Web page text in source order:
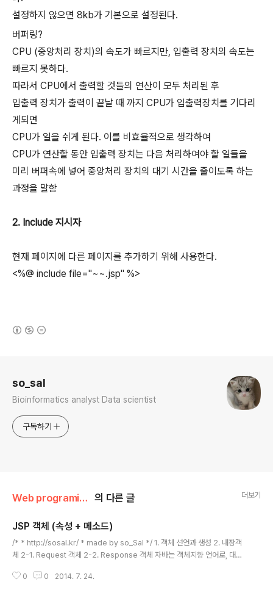
설정하지 않으면 8kb가 기본으로 설정된다.
버퍼링?
CPU (중앙처리 장치)의 속도가 빠르지만, 입출력 장치의 속도는
빠르지 못하다.
따라서 CPU에서 출력할 것들의 연산이 모두 처리된 후
입출력 장치가 출력이 끝날 때 까지 CPU가 입출력장치를 기다리
게되면
CPU가 일을 쉬게 된다. 이를 비효율적으로 생각하여
CPU가 연산할 동안 입출력 장치는 다음 처리하여야 할 일들을
미리 버퍼속에 넣어 중앙처리 장치의 대기 시간을 줄이도록 하는
과정을 말함
2. Include 지시자
현재 페이지에 다른 페이지를 추가하기 위해 사용한다.
<%@ include file="~~.jsp" %>
so_sal
Bioinformatics analyst Data scientist
구독하기
Web programing/JSP 의 다른 글 더보기
JSP 객체 (속성 + 메소드)
/* * http://sosal.kr/ * made by so_Sal */ 1. 객체 선언과 생성 2. 내장객
체 2-1. Request 객체 2-2. Response 객체 자바는 객체지향 언어로, 대부
속성과 메소드로 구성되어있다. 속성(Property) : 자바스크립트 변수나 다른
0 0 2014. 7. 24.